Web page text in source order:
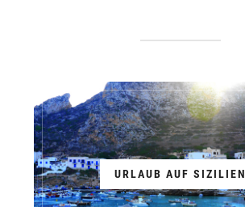
URLAUB AUF SIZILIEN